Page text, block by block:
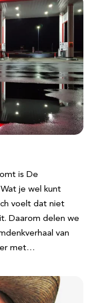
is De
je wel kunt
voelt dat niet
Daarom delen we
van
met…